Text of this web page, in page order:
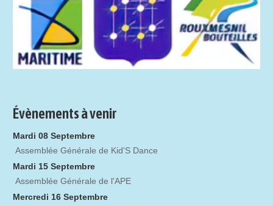
Évènements à venir
Mardi 08 Septembre
Assemblée Générale de Kid'S Dance
Mardi 15 Septembre
Assemblée Générale de l'APE
Mercredi 16 Septembre